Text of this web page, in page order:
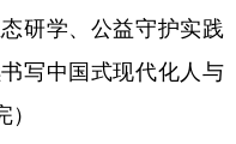
研学、公益守护实践
写中国式现代化人与